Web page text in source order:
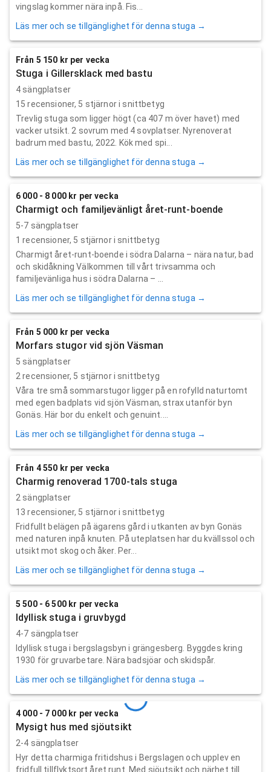
vingslag kommer nära inpå. Fis...
Läs mer och se tillgänglighet för denna stuga →
Från 5 150 kr per vecka
Stuga i Gillersklack med bastu
4 sängplatser
15 recensioner, 5 stjärnor i snittbetyg
Trevlig stuga som ligger högt (ca 407 m över havet) med
vacker utsikt. 2 sovrum med 4 sovplatser. Nyrenoverat
badrum med bastu, 2022. Kök med spi...
Läs mer och se tillgänglighet för denna stuga →
6 000 - 8 000 kr per vecka
Charmigt och familjevänligt året-runt-boende
5-7 sängplatser
1 recensioner, 5 stjärnor i snittbetyg
Charmigt året-runt-boende i södra Dalarna – nära natur, bad
och skidåkning Välkommen till vårt trivsamma och
familjevänliga hus i södra Dalarna – ...
Läs mer och se tillgänglighet för denna stuga →
Från 5 000 kr per vecka
Morfars stugor vid sjön Väsman
5 sängplatser
2 recensioner, 5 stjärnor i snittbetyg
Våra tre små sommarstugor ligger på en rofylld naturtomt
med egen badplats vid sjön Väsman, strax utanför byn
Gonäs. Här bor du enkelt och genuint....
Läs mer och se tillgänglighet för denna stuga →
Från 4 550 kr per vecka
Charmig renoverad 1700-tals stuga
2 sängplatser
13 recensioner, 5 stjärnor i snittbetyg
Fridfullt belägen på ägarens gård i utkanten av byn Gonäs
med naturen inpå knuten. På uteplatsen har du kvällssol och
utsikt mot skog och åker. Per...
Läs mer och se tillgänglighet för denna stuga →
5 500 - 6 500 kr per vecka
Idyllisk stuga i gruvbygd
4-7 sängplatser
Idyllisk stuga i bergslagsbyn i grängesberg. Byggdes kring
1930 för gruvarbetare. Nära badsjöar och skidspår.
Läs mer och se tillgänglighet för denna stuga →
4 000 - 7 000 kr per vecka
Mysigt hus med sjöutsikt
2-4 sängplatser
Hyr detta charmiga fritidshus i Bergslagen och upplev en
fridfull tillflyktsort året runt. Med sjöutsikt och närhet till